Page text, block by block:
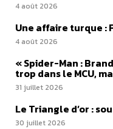
4 août 2026
Une affaire turque :
4 août 2026
« Spider-Man :
trop dans le MCU,
31 juillet 2026
Le Triangle d’or :
30 juillet 2026